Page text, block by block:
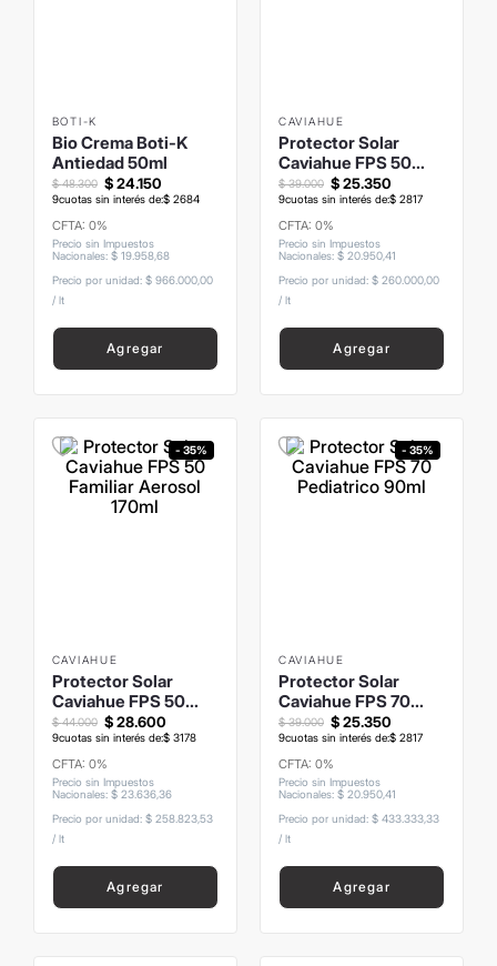
BOTI-K
Bio Crema Boti-K
Antiedad 50ml
$ 24.150
$ 48.300
9cuotas sin interés de:$ 2684
CFTA: 0%
Precio sin Impuestos
Nacionales: $ 19.958,68
Precio por unidad: $ 966.000,00
/ lt
Agregar
CAVIAHUE
Protector Solar
Caviahue FPS 50
Gluten Free 150ml
$25.350
$ 39.000
9cuotas sin interés de:$ 2817
CFTA: 0%
Precio sin Impuestos
Nacionales: $ 2095041
Precio por unidad: $ 260.000,00
/ lt
Agregar
- 35%
CAVIAHUE
Protector Solar
Caviahue FPS 50
Familiar Aerosol
170ml
$ 28.600
$ 44.000
9cuotas sin interés de:$ 3178
CFTA: 0%
Precio sin Impuestos
Nacionales: $ 23.636,36
Precio por unidad: $ 258.823,53
/ lt
Agregar
- 35%
CAVIAHUE
Protector Solar
Caviahue FPS 70
Pediatrico 90ml
$25.350
$ 39.000
9cuotas sin interés de:$ 2817
CFTA: 0%
Precio sin Impuestos
Nacionales: $ 2095041
Precio por unidad: $ 433.333,33
/ lt
Agregar